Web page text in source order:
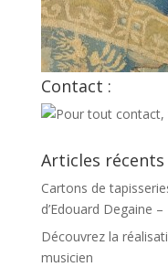
Contact :
Articles récents
Cartons de
d’Edouard Degaine
Découvrez la
musicien